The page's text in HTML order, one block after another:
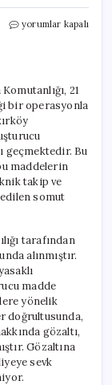
Mabel
Fatih
Karaca
Hakkında
Bilmeniz
Gerekenler
için
yorumlar kapalı
21
bir operasyonla
geçmektedir. Bu
maddelerin
takip ve
somut
tarafından
alınmıştır.
madde
yönelik
doğrultusunda,
gözaltı,
Gözaltına
sevk